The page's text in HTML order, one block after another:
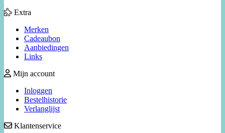
Extra
Merken
Cadeaubon
Aanbiedingen
Links
Mijn account
Inloggen
Bestelhistorie
Verlanglijst
Klantenservice